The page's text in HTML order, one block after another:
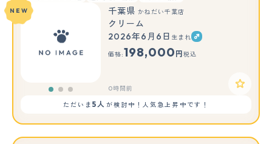
もっと見る
NEW 千葉県 かねだい千葉店
クリーム
2026年6月6日 生まれ
価格:198,000 円 税込
0時間前
ただいま5人 が検討中！人気急上昇中です！